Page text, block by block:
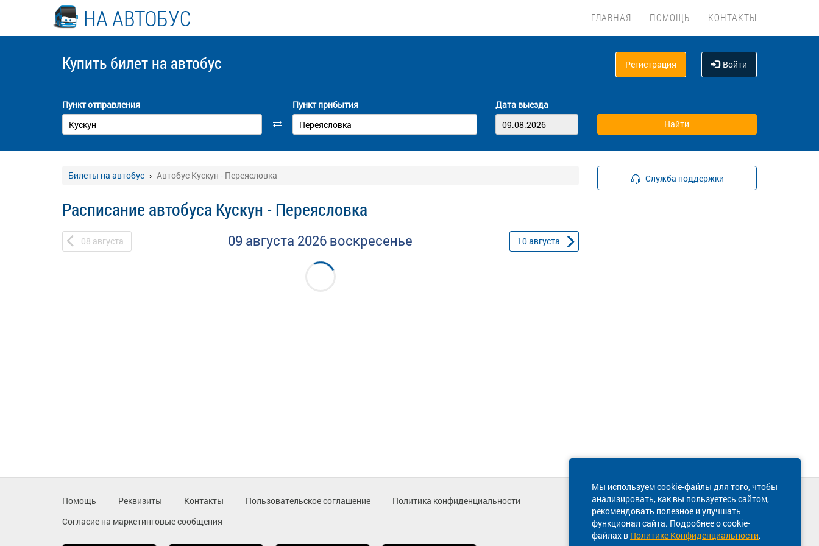
НА АВТОБУС ГЛАВНАЯ ПОМОЩЬ КОНТАКТЫ
Купить билет на автобус Регистрация Войти
Пункт отправления Пункт прибытия Дата выезда
Билеты на автобус Автобус Кускун - Переясловка
Расписание автобуса Кускун - Переясловка
08 августа 09 августа 2026 воскресенье 10августа
Служба поддержки
Мы используем cookie-файлы для того, чтобы
анализировать, как вы пользуетесь сайтом,
рекомендовать полезное и улучшать
функционал сайта. Подробнее о cookie-
файлах в Политике Конфиденциальности.
Помощь Реквизиты Контакты Пользовательское соглашение
Политика конфиденциальности
Согласие на маркетинговые сообщения
Техническая поддержка сайта
8 800 600-03-38